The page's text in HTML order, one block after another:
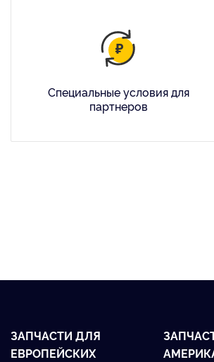
Специальные условия для
партнеров
ЗАПЧАСТИ ДЛЯ
ЕВРОПЕЙСКИХ